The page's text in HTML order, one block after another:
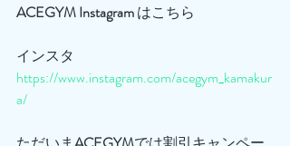
ACEGYMInstagram はこちら
インスタ
https://www.instagram.com/acegym_kamakur
a/